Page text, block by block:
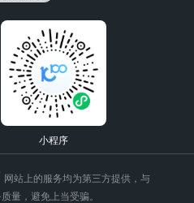
小程序
站上的服务均为第三方提供，与
量，避免上当受骗。